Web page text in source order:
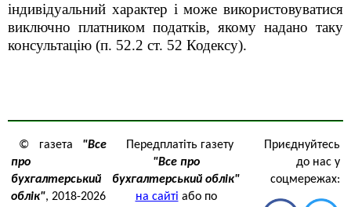
індивідуальний характер і може використовуватися
виключно платником податків, якому надано таку
консультацію (п. 52.2 ст. 52 Кодексу).
© газета "Все
про
бухгалтерський
облік", 2018-2026
Передплатіть газету
"Все про
бухгалтерський облік"
на сайті або по
Приєднуйтесь
до нас у
соцмережах: